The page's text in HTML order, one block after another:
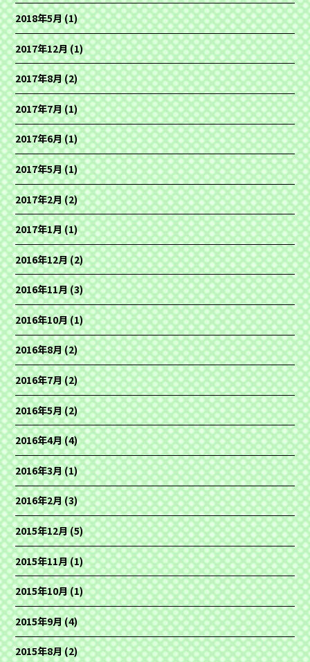
2018年5月(1)
2017年12月(1)
2017年8月(2)
2017年7月(1)
2017年6月(1)
2017年5月(1)
2017年2月(2)
2017年1月(1)
2016年12月(2)
2016年11月(3)
2016年10月(1)
2016年8月(2)
2016年7月(2)
2016年5月(2)
2016年4月(4)
2016年3月(1)
2016年2月(3)
2015年12月(5)
2015年11月(1)
2015年10月(1)
2015年9月(4)
2015年8月(2)